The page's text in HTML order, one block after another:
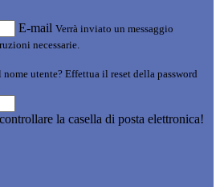
E-mail Verrà inviato un messaggio
necessarie.
utente? Effettua il reset della password
la casella di posta elettronica!